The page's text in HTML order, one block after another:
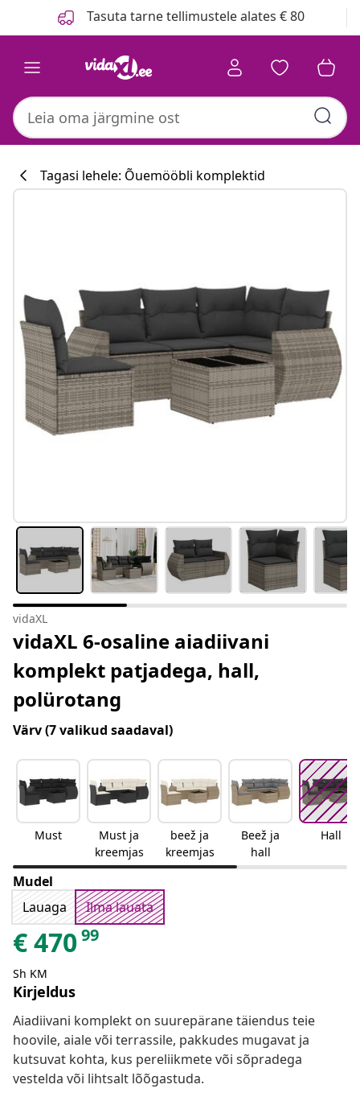
Tasuta tarne tellimustele alates € 80
#sharemevidaxl
Tagasi lehele: Õuemööbli komplektid
vidaXL
vidaXL 6-osaline aiadiivani
komplekt patjadega, hall,
polürotang
Värv(7 valikud saadaval)
Must
Must ja
kreemjas
beež ja
kreemjas
Beež ja
hall
Hall
Mudel
Lauaga
Ilma lauata
€47099
Sh KM
Kirjeldus
Aiadiivani komplekt on suurepärane täiendus teie
hoovile, aiale või terrassile, pakkudes mugavat ja
kutsuvat kohta, kus pereliikmete või sõpradega
vestelda või lihtsalt lõõgastuda.